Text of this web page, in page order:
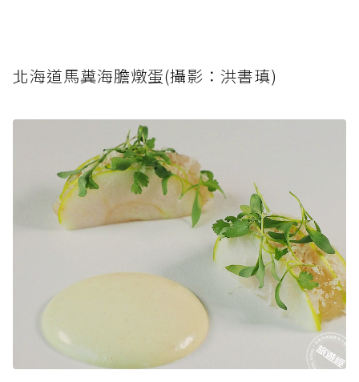
北海道馬糞海膽燉蛋(攝影：洪書瑱)